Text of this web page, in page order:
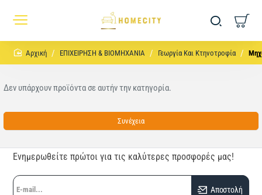
homeΕΠΙΧΕΙΡΗΣΗ & ΒΙΟΜΗΧΑΝΙΑ Γεωργία Και Κτηνοτροφία
Δεν υπάρχουν προϊόντα σε αυτήν την κατηγορία.
Συνέχεια
Ενημερωθείτε πρώτοι για τις καλύτερες προσφορές μας!
E-
mail...
Αποστολή